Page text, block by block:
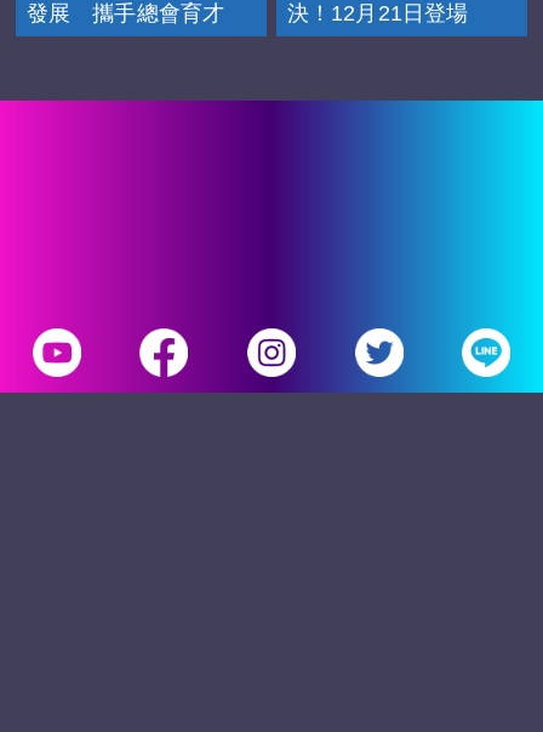
發展 攜手總會育才
決！12月21日登場